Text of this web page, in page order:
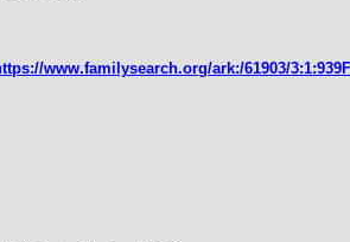
www.familysearch.org/ark:/61903/